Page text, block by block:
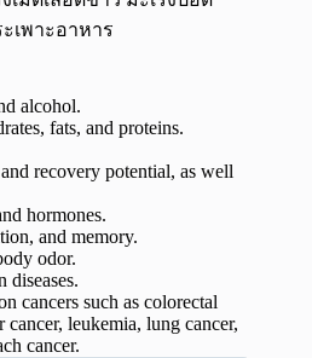
ะเพาะอาหาร
alcohol.
fats, and proteins.
recovery potential, as well
hormones.
and memory.
odor.
diseases.
cancers such as colorectal
cancer, leukemia, lung cancer,
cancer.